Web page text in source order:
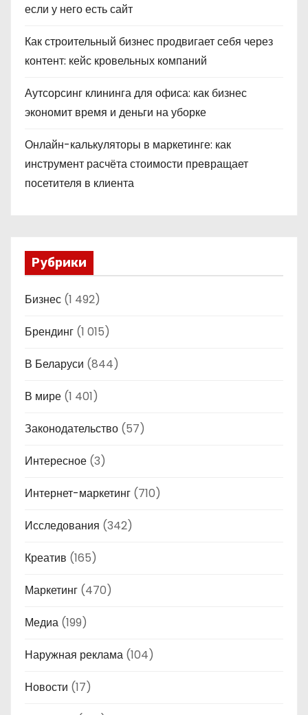
если у него есть сайт
Как строительный бизнес продвигает себя через
контент: кейс кровельных компаний
Аутсорсинг клининга для офиса: как бизнес
экономит время и деньги на уборке
Онлайн-калькуляторы в маркетинге: как
инструмент расчёта стоимости превращает
посетителя в клиента
Рубрики
Бизнес (1 492)
Брендинг (1 015)
В Беларуси (844)
В мире (1 401)
Законодательство (57)
Интересное (3)
Интернет-маркетинг (710)
Исследования (342)
Креатив (165)
Маркетинг (470)
Медиа (199)
Наружная реклама (104)
Новости (17)